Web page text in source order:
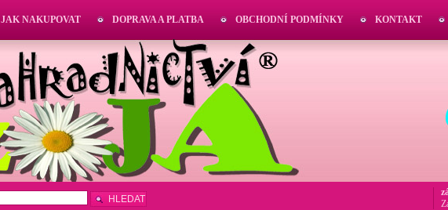
JAK NAKUPOVAT DOPRAVA A PLATBA OBCHODNÍ PODMÍNKY KONTAKT
HLEDAT